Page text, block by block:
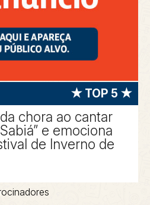
★ TOP 5 ★
chora ao cantar
e emociona
de Inverno de